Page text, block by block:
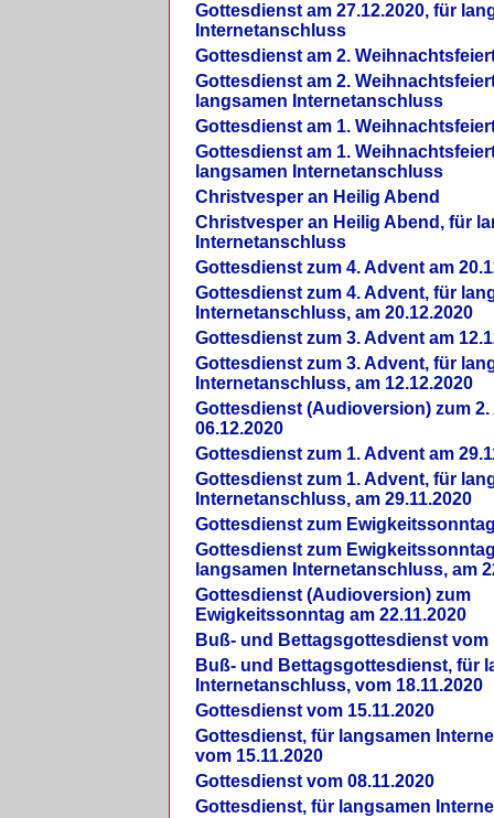
Gottesdienst am 27.12.2020, für
Internetanschluss
Gottesdienst am 2.
Gottesdienst am 2.
langsamen Internetanschluss
Gottesdienst am 1.
Gottesdienst am 1.
langsamen Internetanschluss
Christvesper an Heilig Abend
Christvesper an Heilig Abend, für
Internetanschluss
Gottesdienst zum 4. Advent am
Gottesdienst zum 4. Advent, für
Internetanschluss, am 20.12.2020
Gottesdienst zum 3. Advent am
Gottesdienst zum 3. Advent, für
Internetanschluss, am 12.12.2020
Gottesdienst (Audioversion) zum 2.
06.12.2020
Gottesdienst zum 1. Advent am
Gottesdienst zum 1. Advent, für
Internetanschluss, am 29.11.2020
Gottesdienst zum
Gottesdienst zum
langsamen Internetanschluss, am
Gottesdienst (Audioversion) zum
Ewigkeitssonntag am 22.11.2020
Buß- und Bettagsgottesdienst vom
Buß- und Bettagsgottesdienst, für
Internetanschluss, vom 18.11.2020
Gottesdienst vom 15.11.2020
Gottesdienst, für langsamen
vom 15.11.2020
Gottesdienst vom 08.11.2020
Gottesdienst, für langsamen